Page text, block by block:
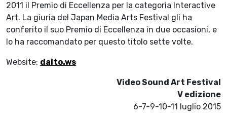
2011 il Premio di Eccellenza per la categoria Interactive
Art. La giuria del Japan Media Arts Festival gli ha
conferito il suo Premio di Eccellenza in due occasioni, e
lo ha raccomandato per questo titolo sette volte.
Website: daito.ws
Video Sound Art Festival
V edizione
6-7-9-10-11 luglio 2015